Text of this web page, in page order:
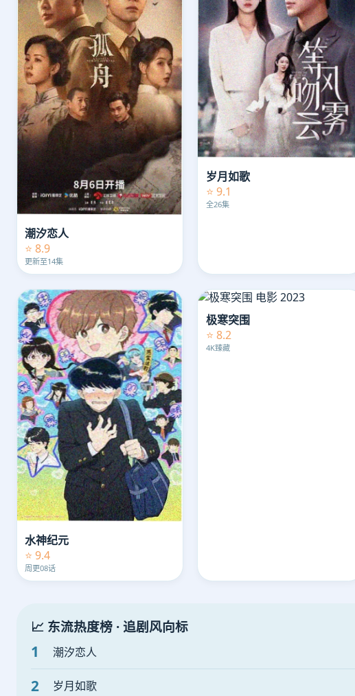
潮汐恋人
⭐ 8.9
更新至14集
岁月如歌
⭐ 9.1
全26集
水神纪元
⭐ 9.4
周更08话
极寒突围
⭐ 8.2
4K臻藏
📈 东流热度榜 · 追剧风向标
1 潮汐恋人
2 岁月如歌